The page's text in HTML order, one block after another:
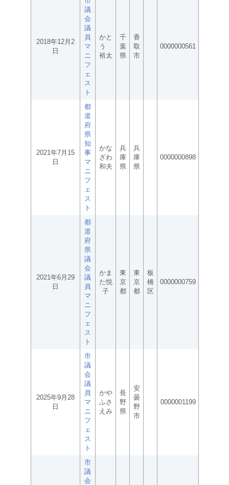
2018年12月2
日
議
会
議
員
マ
ニ
フ
ェ
ス
ト
かと
う
裕太
千
葉
県
香
取
市
0000000561
2021年7月15
日
都
道
府
県
知
事
マ
ニ
フ
ェ
ス
ト
かな
ざわ
和夫
兵
庫
県
兵
庫
県
0000000898
2021年6月29
日
都
道
府
県
議
会
議
員
マ
ニ
フ
ェ
ス
ト
かま
た悦
子
東
京
都
東
京
都
板
橋
区
0000000759
2025年9月28
日
市
議
会
議
員
マ
ニ
フ
ェ
ス
ト
かや
ふさ
えみ
長
野
県
安
曇
野
市
0000001199
市
議
会